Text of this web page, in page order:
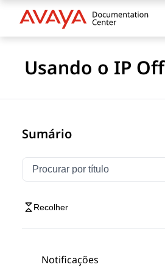
Usando o IP
Sumário
Filtrar navegação por título
Digite para filtrar itens de
Recolher
Notificações